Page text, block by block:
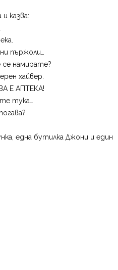
казва:
пържоли…
се намирате?
хайвер.
Е АПТЕКА!
тука…
една бутилка Джони и един